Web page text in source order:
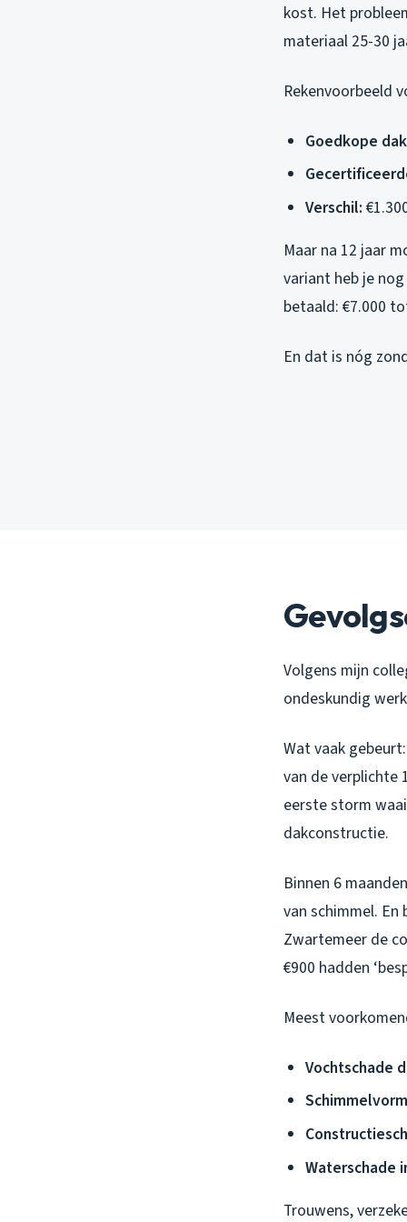
kost. Het
materiaal 25-30
Rekenvoorbeeld
Goedkope
Verschil:
Maar na 12 jaar
variant heb je
betaald: €7.000
En dat is nóg
Volgens mijn
ondeskundig
Wat vaak
van de verplichte
eerste storm
dakconstructie.
Binnen 6
van schimmel.
Zwartemeer de
€900 hadden
Meest
Vochtschade
Waterschade
Trouwens,